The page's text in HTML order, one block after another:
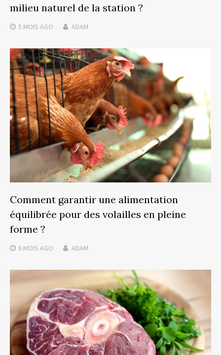
milieu naturel de la station ?
5 MOIS AGO ADAM
Comment garantir une alimentation
équilibrée pour des volailles en pleine
forme ?
6 MOIS AGO ADAM